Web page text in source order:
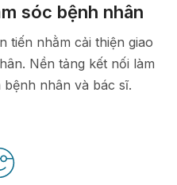
sóc bệnh nhân
tiến nhằm cải thiện giao
Nền tảng kết nối làm
bệnh nhân và bác sĩ.